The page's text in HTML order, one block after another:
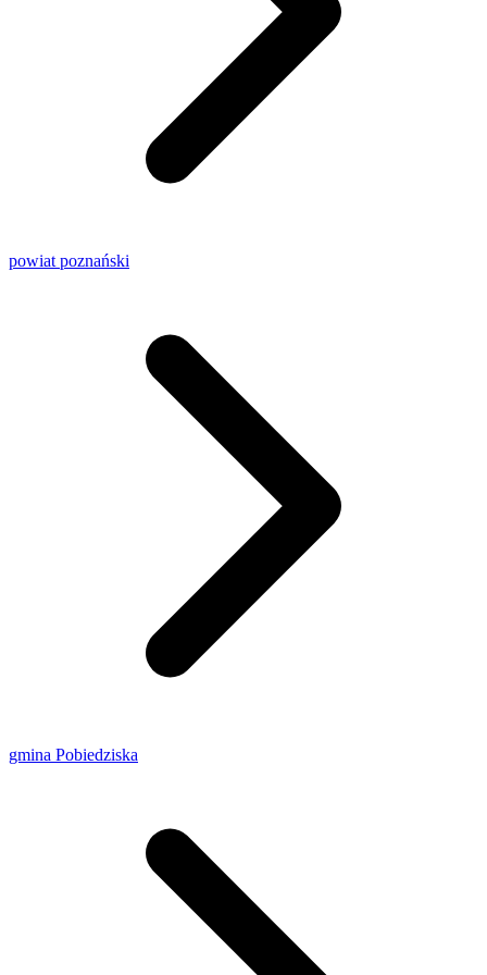
powiat poznański
gmina Pobiedziska